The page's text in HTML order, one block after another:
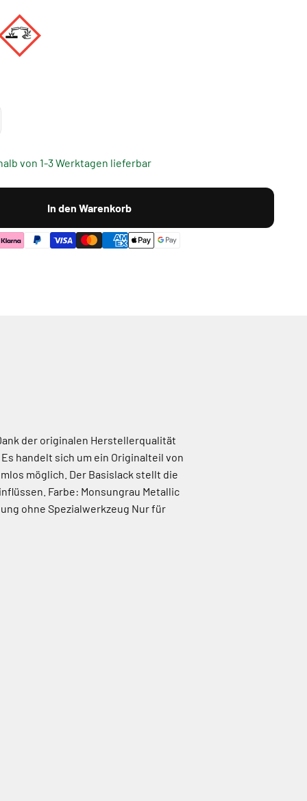
von 1-3 Werktagen lieferbar
In den Warenkorb
der originalen Herstellerqualität
handelt sich um ein Originalteil von
möglich. Der Basislack stellt die
Farbe: Monsungrau Metallic
ohne Spezialwerkzeug Nur für